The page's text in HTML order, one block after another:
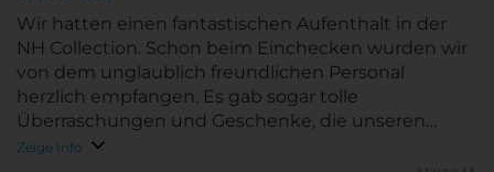
Wir hatten einen fantastischen Aufenthalt in der
NH Collection. Schon beim Einchecken wurden wir
von dem unglaublich freundlichen Personal
herzlich empfangen. Es gab sogar tolle
Überraschungen und Geschenke, die unseren
Aufenthalt noch besonderer gemacht haben. Die
Zeige Info